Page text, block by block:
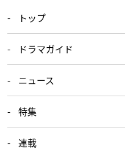
トップ
ドラマガイド
ニュース
特集
連載